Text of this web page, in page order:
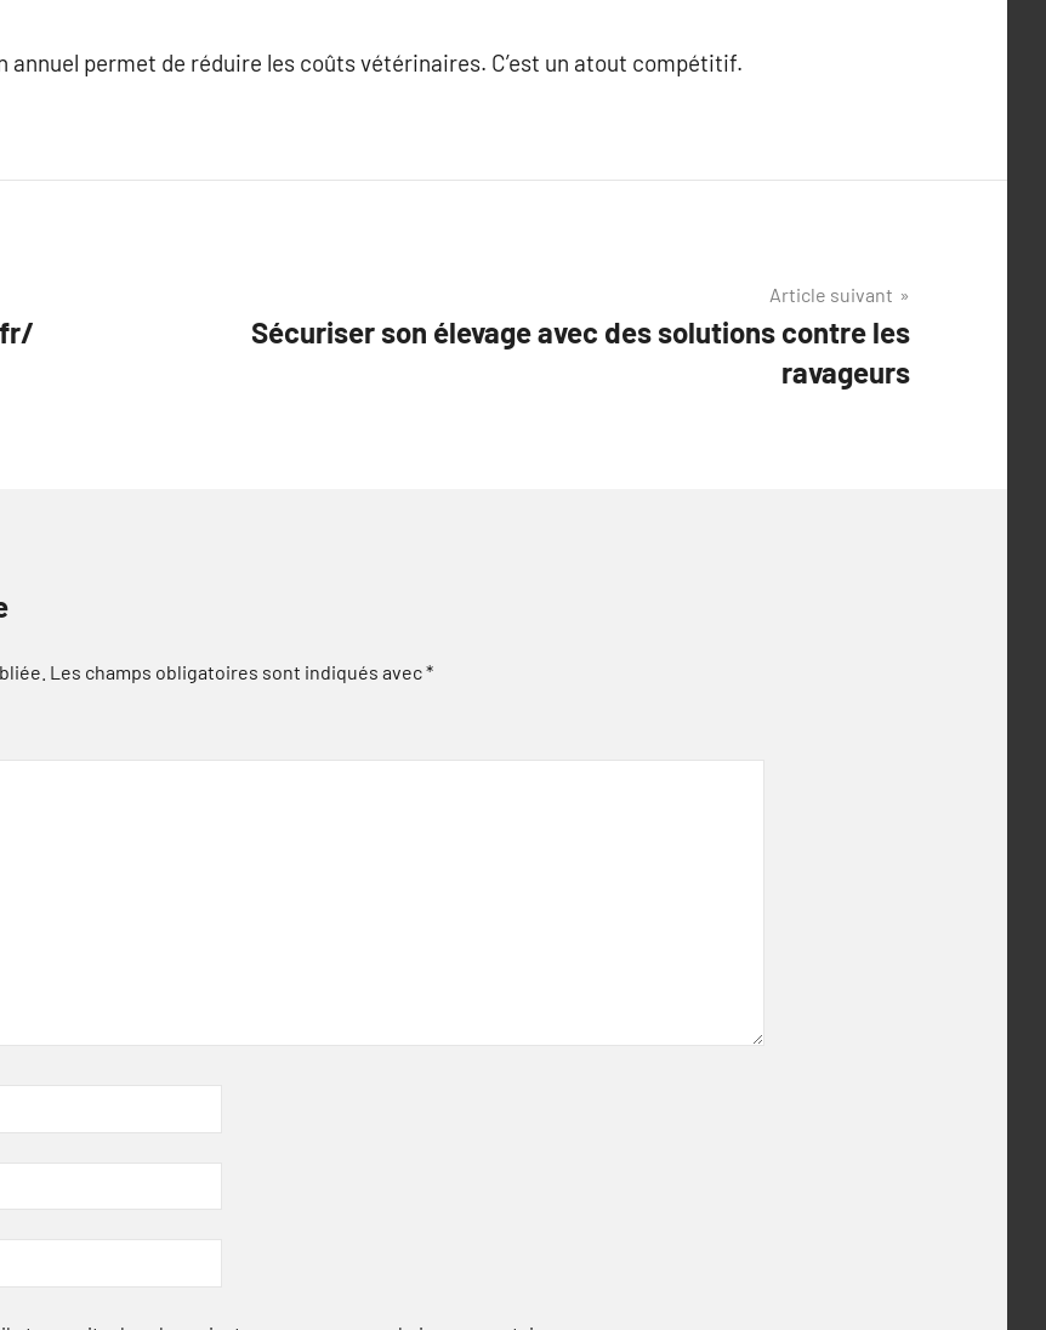
annuel permet de réduire les coûts vétérinaires. C’est un atout compétitif.
Article suivant
Sécuriser son élevage avec des solutions contre les
ravageurs
Les champs obligatoires sont indiqués avec*